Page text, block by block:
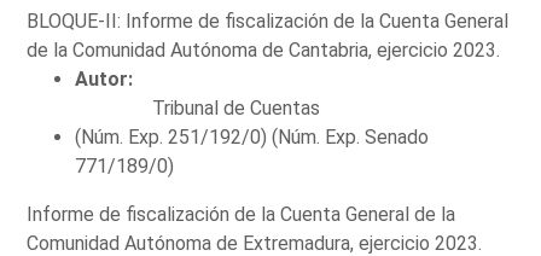
BLOQUE-II: Informe de fiscalización de la Cuenta General
de la Comunidad Autónoma de Cantabria, ejercicio 2023.
Autor:
Tribunal de Cuentas
(Núm. Exp. 251/192/0) (Núm. Exp. Senado
771/189/0)
Informe de fiscalización de la Cuenta General de la
Comunidad Autónoma de Extremadura, ejercicio 2023.